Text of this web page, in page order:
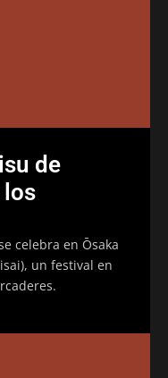
de
los
un festival en